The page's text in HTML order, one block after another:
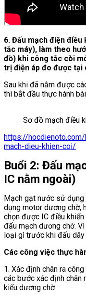
6. Đấu mạch điện
tắc máy), làm theo
đồ) khi công tắc còi
trị điện áp đo được tại
Sau khi đã nắm được
thì bắt đầu thực hành
Sơ đồ mạch điều
https://
mach-dieu-khien-coi/
Buổi 2: Đấu
IC nằm ngoài)
Mạch gạt nước sử
dụng motor dương chờ,
chọn được IC điều
đấu mạch dương chờ.
loại gì trước khi đấu dây
Các công việc thực
1. Xác định chân ra
các bước xác định chân
kiểu dương chờ